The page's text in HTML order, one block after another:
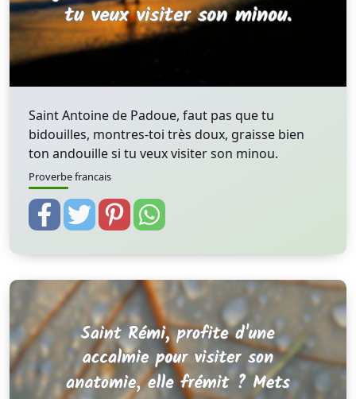
Saint Antoine de Padoue, faut pas que tu
bidouilles, montres-toi très doux, graisse bien
ton andouille si tu veux visiter son minou.
Proverbe francais